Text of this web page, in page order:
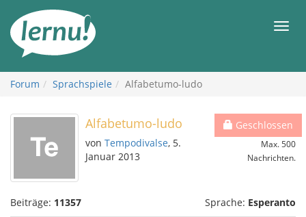
Inhalt
Forum Sprachspiele Alfabetumo-ludo
Geschlossen
Max. 500
Nachrichten.
Alfabetumo-ludo
von Tempodivalse, 5.
Januar 2013
Beiträge: 11357 Sprache: Esperanto